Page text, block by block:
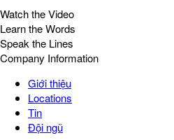
Watch the Video
Learn the Words
Speak the Lines
Company Information
Giới thiệu
Locations
Tin
Đội ngũ